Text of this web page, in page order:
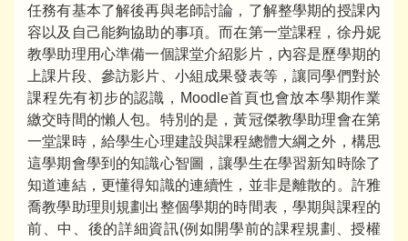
任務有基本了解後再與老師討論，了解整學期的授課內
容以及自己能夠協助的事項。而在第一堂課程，徐丹妮
教學助理用心準備一個課堂介紹影片，內容是歷學期的
上課片段、參訪影片、小組成果發表等，讓同學們對於
課程先有初步的認識，Moodle首頁也會放本學期作業
繳交時間的懶人包。特別的是，黃冠傑教學助理會在第
一堂課時，給學生心理建設與課程總體大綱之外，構思
這學期會學到的知識心智圖，讓學生在學習新知時除了
知道連結，更懂得知識的連續性，並非是離散的。許雅
喬教學助理則規劃出整個學期的時間表，學期與課程的
前、中、後的詳細資訊(例如開學前的課程規劃、授權